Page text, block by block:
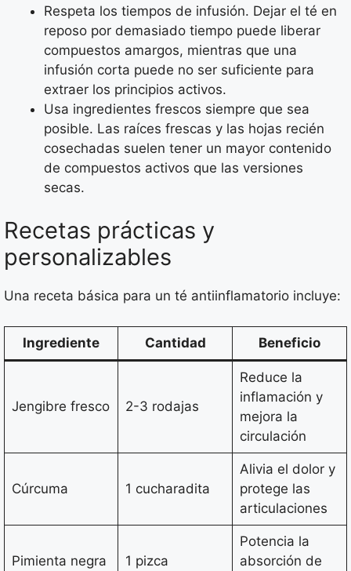
Respeta los tiempos de infusión. Dejar el té en
reposo por demasiado tiempo puede liberar
compuestos amargos, mientras que una
infusión corta puede no ser suficiente para
extraer los principios activos.
Usa ingredientes frescos siempre que sea
posible. Las raíces frescas y las hojas recién
cosechadas suelen tener un mayor contenido
de compuestos activos que las versiones
secas.
Recetas prácticas y
personalizables
Una receta básica para un té antiinflamatorio incluye:
Ingrediente Cantidad Beneficio
Jengibre fresco 2-3 rodajas
Reduce la
inflamación y
mejora la
circulación
Cúrcuma 1 cucharadita
Alivia el dolor y
protege las
articulaciones
Pimienta negra 1 pizca
Potencia la
absorción de